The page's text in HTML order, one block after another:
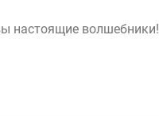
настоящие волшебники!